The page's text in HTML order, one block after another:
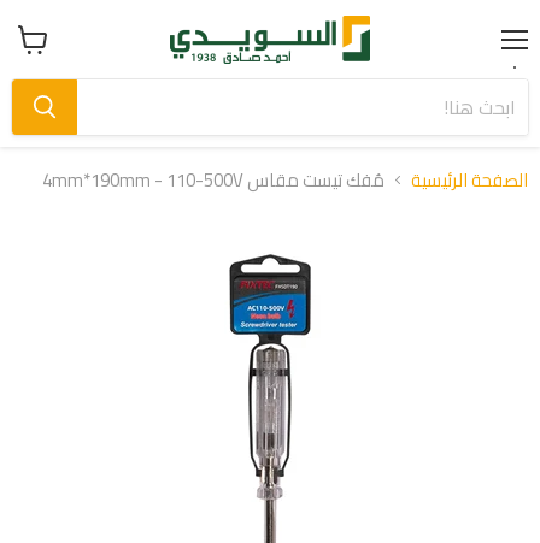
Menu عرض
سلة
الصفحة الرئيسية مُفك تيست مقاس 4mm*190mm - 110-500V